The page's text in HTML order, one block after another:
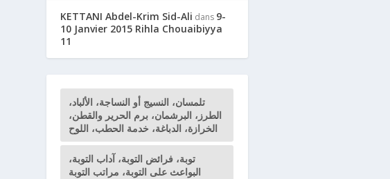
KETTANI Abdel-Krim Sid-Ali dans 9-
10 Janvier 2015 Rihla Chouaibiyya
11
تلمسان، النسيج أو النساجة، الألباد،
الطرز، البرشمان، برم الحرير والقطن،
الخرازة، الدباغة، خدمة الحطب، اللوح
توبة، فرائض التوبة، آداب التوبة،
البواعث على التوبة، مراتب التوبة